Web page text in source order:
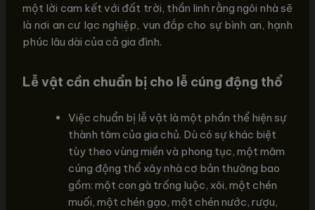
một lời cam kết với đất trời, thần linh rằng ngôi nhà sẽ
là nơi an cư lạc nghiệp, vun đắp cho sự bình an, hạnh
phúc lâu dài của cả gia đình.
Lễ vật cần chuẩn bị cho lễ cúng động thổ
Việc chuẩn bị lễ vật là một phần thể hiện sự
thành tâm của gia chủ. Dù có sự khác biệt
tùy theo vùng miền và phong tục, một mâm
cúng động thổ xây nhà cơ bản thường bao
gồm: một con gà trống luộc, xôi, một chén
muối, một chén gạo, một chén nước, rượu,